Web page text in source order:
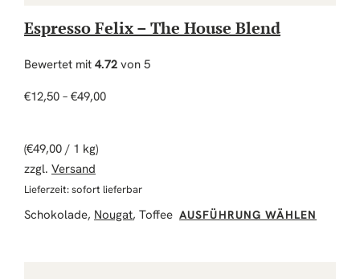
Espresso Felix – The House Blend
Bewertet mit 4.72 von 5
€12,50 – €49,00Preisspanne: €12,50 bis €49,00
(€49,00 / 1 kg)
zzgl. Versand
Lieferzeit: sofort lieferbar
Schokolade, Nougat, Toffee AUSFÜHRUNG WÄHLEN